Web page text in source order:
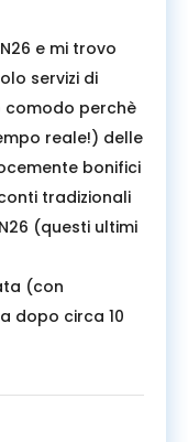
e mi trovo
servizi di
comodo perchè
reale!) delle
bonifici
tradizionali
(questi ultimi
(con
dopo circa 10